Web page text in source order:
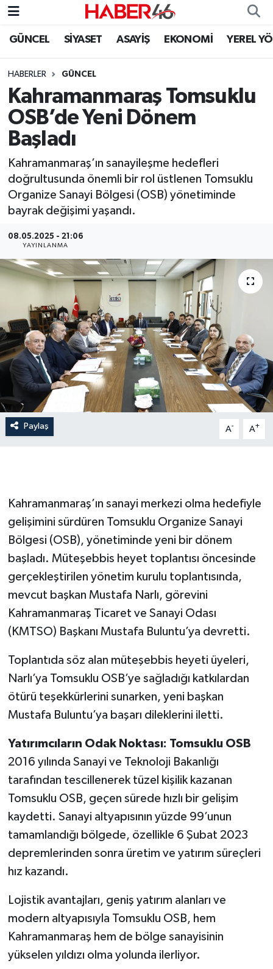
GÜNCEL SİYASET ASAYİŞ EKONOMİ YEREL
HABERLER GÜNCEL
Kahramanmaraş Tomsuklu
OSB’de Yeni Dönem
Başladı
Kahramanmaraş’ın sanayileşme hedefleri
doğrultusunda önemli bir rol üstlenen Tomsuklu
Organize Sanayi Bölgesi (OSB) yönetiminde
bayrak değişimi yaşandı.
08.05.2025 - 21:06
YAYINLANMA
Paylaş A- A+
Kahramanmaraş’ın sanayi merkezi olma hedefiyle
gelişimini sürdüren Tomsuklu Organize Sanayi
Bölgesi (OSB), yönetiminde yeni bir dönem
başladı. Müteşebbis heyet toplantısı öncesinde
gerçekleştirilen yönetim kurulu toplantısında,
mevcut başkan Mustafa Narlı, görevini
Kahramanmaraş Ticaret ve Sanayi Odası
(KMTSO) Başkanı Mustafa Buluntu’ya devretti.
Toplantıda söz alan müteşebbis heyeti üyeleri,
Narlı’ya Tomsuklu OSB’ye sağladığı katkılardan
ötürü teşekkürlerini sunarken, yeni başkan
Mustafa Buluntu’ya başarı dileklerini iletti.
Yatırımcıların Odak Noktası: Tomsuklu OSB
2016 yılında Sanayi ve Teknoloji Bakanlığı
tarafından tescillenerek tüzel kişilik kazanan
Tomsuklu OSB, geçen sürede hızlı bir gelişim
kaydetti. Sanayi altyapısının yüzde 99’unun
tamamlandığı bölgede, özellikle 6 Şubat 2023
depremlerinden sonra üretim ve yatırım süreçleri
hız kazandı.
Lojistik avantajları, geniş yatırım alanları ve
modern altyapısıyla Tomsuklu OSB, hem
Kahramanmaraş hem de bölge sanayisinin
yükselen yıldızı olma yolunda ilerliyor.
GÜNCEL
SİYASET
EKONOMİ
SPOR
YAŞAM
TEKNOLOJİ
SAĞLIK
EĞİTİM
İLÇE HABERLERİ
KÜLTÜR-SANAT
KSÜ
DÜNYA
ROPORTAJ
YEREL YÖNETİM
MEDYA
SEÇİM 2011
BİLİMNET
Yemek
SİVİL TOPLUM
KİM KİMDİR
ÇEK GÖNDER
KİTAP
HEDEF2020
MİZAH
Nöbetçi Eczaneler
Hava Durumu
Kahramanmaraş Namaz Vakitleri
Trafik Durumu
Süper Lig Puan Durumu ve Fikstür
Tüm Manşetler
Son Dakika Haberleri
Haber Arşivi